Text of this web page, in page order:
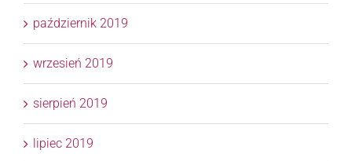
październik 2019
wrzesień 2019
sierpień 2019
lipiec 2019